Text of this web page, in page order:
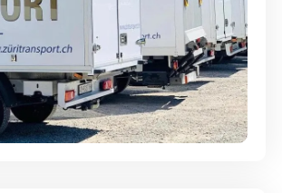
- Alles sicher